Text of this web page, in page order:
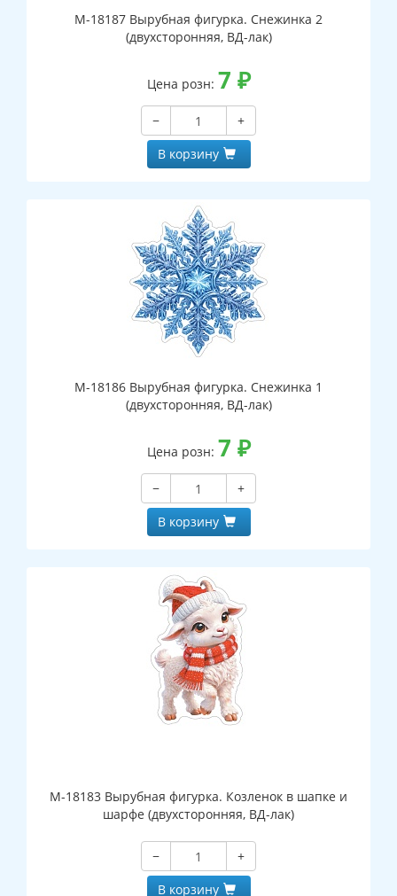
М-18187 Вырубная фигурка. Снежинка 2
(двухсторонняя, ВД-лак)
Цена розн: 7 ₽
−
+
В корзину
М-18186 Вырубная фигурка. Снежинка 1
(двухсторонняя, ВД-лак)
Цена розн: 7 ₽
−
+
В корзину
М-18183 Вырубная фигурка. Козленок в шапке и
шарфе (двухсторонняя, ВД-лак)
−
+
В корзину